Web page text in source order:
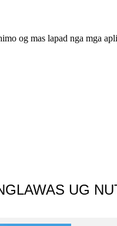
og mas lapad nga mga
UG